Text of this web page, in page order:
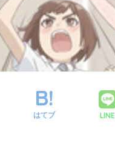
はてブ LINE